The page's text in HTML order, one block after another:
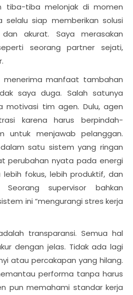
tiba-tiba melonjak di momen
siap memberikan solusi
akurat. Saya merasakan
seorang partner sejati,
menerima manfaat tambahan
saya duga. Salah satunya
motivasi tim agen. Dulu, agen
karena harus berpindah-
untuk menjawab pelanggan.
satu sistem yang ringan
perubahan nyata pada energi
lebih fokus, lebih produktif, dan
supervisor bahkan
ini “mengurangi stres kerja
transparansi. Semua hal
dengan jelas. Tidak ada lagi
atau percakapan yang hilang.
performa tanpa harus
pun memahami standar kerja